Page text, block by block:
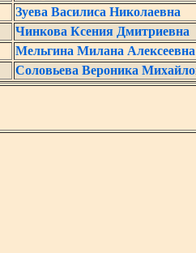
Зуева Василиса Николаевна
Чинкова Ксения Дмитриевна
Мельгина Милана Алексеевна
Соловьева Вероника